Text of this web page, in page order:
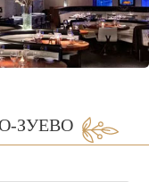
ЗУЕВО